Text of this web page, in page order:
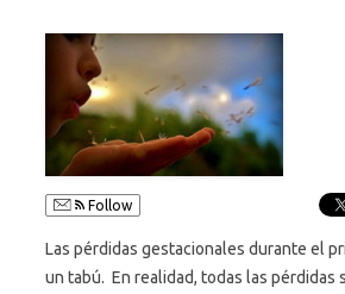
Follow
Las pérdidas gestacionales durante el
un tabú. En realidad, todas las pérdidas